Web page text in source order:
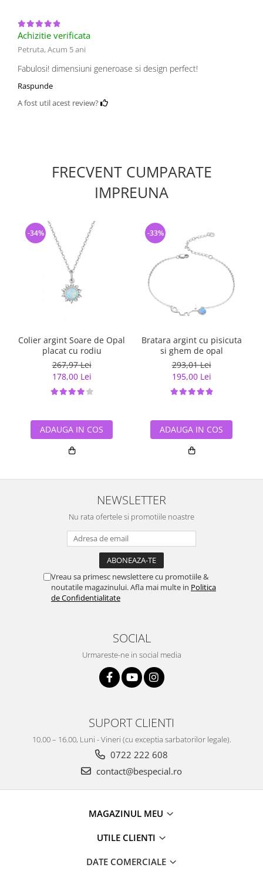
Achizitie verificata
Petruta,Acum 5 ani
Fabulosi! dimensiuni generoase si design perfect!
Raspunde
A fost util acest review?
FRECVENT CUMPARATE
IMPREUNA
Colier argint Soare de Opal
placat cu rodiu
267,97 Lei
178,00 Lei
-34%
ADAUGA IN COS
Bratara argint cu pisicuta
si ghem de opal
293,01 Lei
195,00 Lei
-33%
ADAUGA IN COS
NEWSLETTER
Nu rata ofertele si promotiile noastre
Vreau sa primesc newslettere cu promotiile &
noutatile magazinului. Afla mai multe in Politica
de Confidentialitate
SOCIAL
Urmareste-ne in social media
SUPORT CLIENTI
10.00 – 16.00, Luni - Vineri (cu exceptia sarbatorilor legale).
0722 222 608
contact@bespecial.ro
MAGAZINUL MEU
UTILE CLIENTI
DATE COMERCIALE